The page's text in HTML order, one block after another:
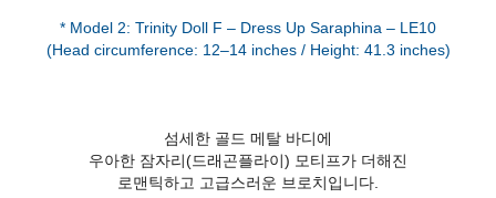
* Model 2: Trinity Doll F – Dress Up Saraphina – LE10
(Head circumference: 12–14 inches / Height: 41.3 inches)
섬세한 골드 메탈 바디에
우아한 잠자리(드래곤플라이) 모티프가 더해진
로맨틱하고 고급스러운 브로치입니다.